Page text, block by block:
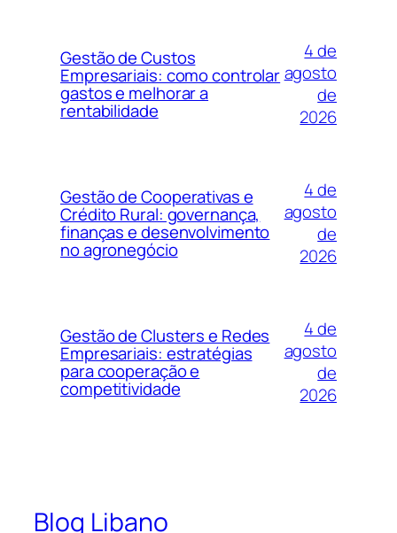
Gestão de Custos
Empresariais: como controlar
gastos e melhorar a
rentabilidade
4 de
agosto
de
2026
Gestão de Cooperativas e
Crédito Rural: governança,
finanças e desenvolvimento
no agronegócio
4 de
agosto
de
2026
Gestão de Clusters e Redes
Empresariais: estratégias
para cooperação e
competitividade
4 de
agosto
de
2026
Blog Libano